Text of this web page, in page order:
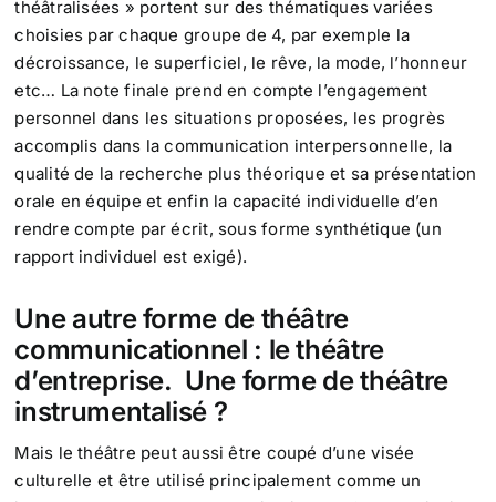
théâtralisées » portent sur des thématiques variées
choisies par chaque groupe de 4, par exemple la
décroissance, le superficiel, le rêve, la mode, l’honneur
etc… La note finale prend en compte l’engagement
personnel dans les situations proposées, les progrès
accomplis dans la communication interpersonnelle, la
qualité de la recherche plus théorique et sa présentation
orale en équipe et enfin la capacité individuelle d’en
rendre compte par écrit, sous forme synthétique (un
rapport individuel est exigé).
Une autre forme de théâtre
communicationnel : le théâtre
d’entreprise. Une forme de théâtre
instrumentalisé ?
Mais le théâtre peut aussi être coupé d’une visée
culturelle et être utilisé principalement comme un